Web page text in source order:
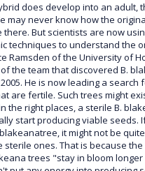
does develop into an adult,
may never know how the
there. But scientists are now
techniques to understand the
Ramsden of the University of
the team that discovered B.
He is now leading a search
are fertile. Such trees might
the right places, a sterile B.
start producing viable seeds.
it might not be
sterile ones. That is because
trees "stay in bloom